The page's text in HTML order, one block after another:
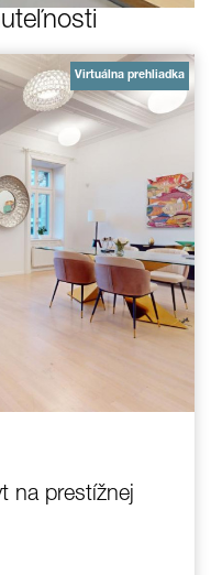
Virtuálna prehliadka
na prestížnej